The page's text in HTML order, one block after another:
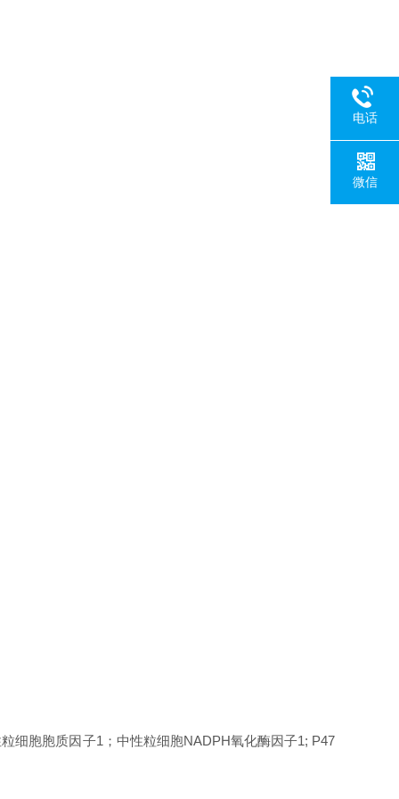
细胞胞质因子1；中性粒细胞NADPH氧化酶因子1; P47
电话
微信